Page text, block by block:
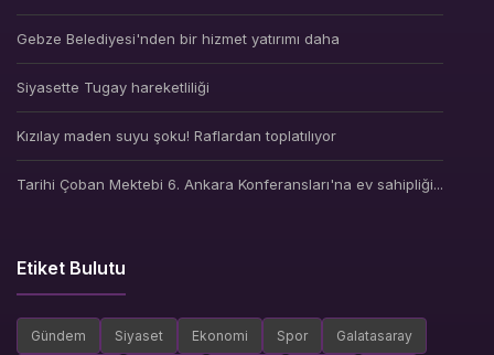
Gebze Belediyesi'nden bir hizmet yatırımı daha
Siyasette Tugay hareketliliği
Kızılay maden suyu şoku! Raflardan toplatılıyor
Tarihi Çoban Mektebi 6. Ankara Konferansları'na ev sahipliği...
Etiket Bulutu
Gündem Siyaset Ekonomi Spor Galatasaray